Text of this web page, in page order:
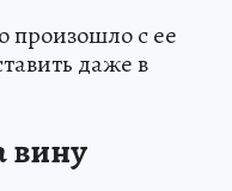
произошло с ее
даже в
вину